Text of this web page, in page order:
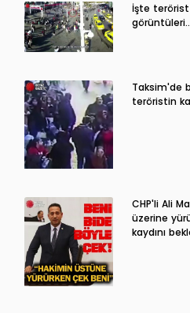
İşte
Taksim'de
teröristin
CHP'li Ali
üzerine
kaydını